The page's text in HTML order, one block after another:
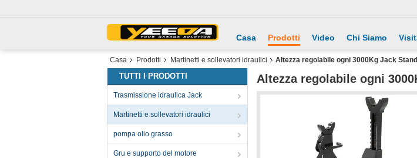
Casa Prodotti Video Chi Siamo
Casa Prodotti Martinetti e sollevatori idraulici Altezza regolabile ogni 3000Kg Jack
TUTTI I PRODOTTI
Trasmissione idraulica Jack
Martinetti e sollevatori idraulici
pompa olio grasso
Gru e supporto del motore
Altezza regolabile ogni